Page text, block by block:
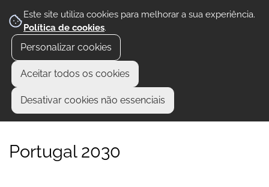
Este site utiliza cookies para melhorar a sua experiência.
Política de cookies.
Personalizar cookies
Aceitar todos os cookies
Desativar cookies não essenciais
Portugal 2030